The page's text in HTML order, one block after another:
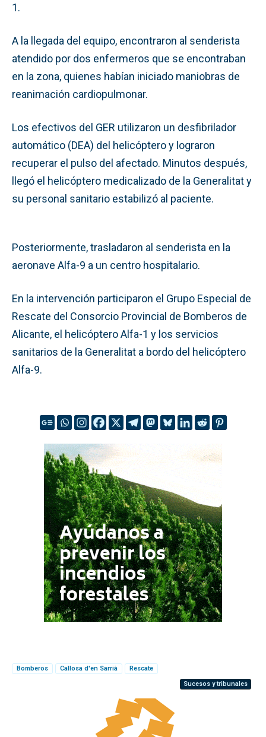
1.
A la llegada del equipo, encontraron al senderista
atendido por dos enfermeros que se encontraban
en la zona, quienes habían iniciado maniobras de
reanimación cardiopulmonar.
Los efectivos del GER utilizaron un desfibrilador
automático (DEA) del helicóptero y lograron
recuperar el pulso del afectado. Minutos después,
llegó el helicóptero medicalizado de la Generalitat y
su personal sanitario estabilizó al paciente.
Posteriormente, trasladaron al senderista en la
aeronave Alfa-9 a un centro hospitalario.
En la intervención participaron el Grupo Especial de
Rescate del Consorcio Provincial de Bomberos de
Alicante, el helicóptero Alfa-1 y los servicios
sanitarios de la Generalitat a bordo del helicóptero
Alfa-9.
Bomberos Callosa d'en Sarrià
Rescate
Sucesos y tribunales